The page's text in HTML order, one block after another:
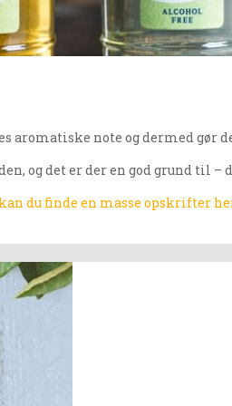
aromatiske note og dermed
og det er der en god grund til
du finde en masse opskrifter